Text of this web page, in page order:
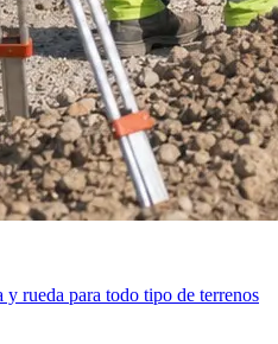
y rueda para todo tipo de terrenos